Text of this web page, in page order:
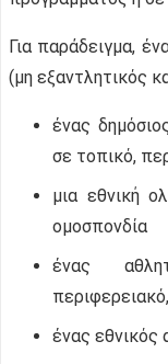
Για παράδειγμα,
(μη εξαντλητικός
ένας
σε τοπικό,
μια εθνική
ομοσπονδία
ένας
ένας εθνικός